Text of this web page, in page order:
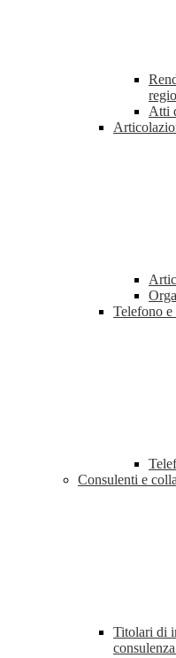
Atti
Telefono e
Consulenti e
Titolari di
consulenza